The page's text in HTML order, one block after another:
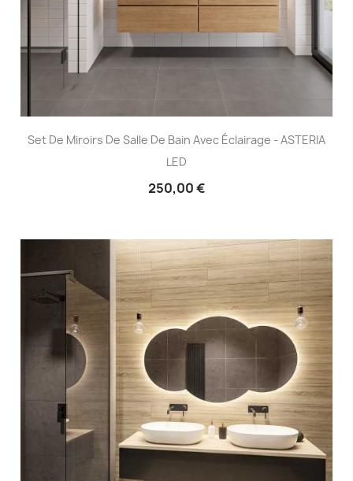
Set De Miroirs De Salle De Bain Avec Éclairage - ASTERIA
LED
250,00 €